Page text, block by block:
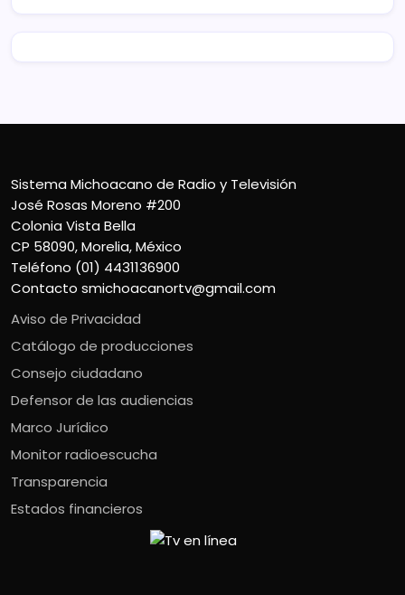
Sistema Michoacano de Radio y Televisión
José Rosas Moreno #200
Colonia Vista Bella
CP 58090, Morelia, México
Teléfono (01) 4431136900
Contacto smichoacanortv@gmail.com
Aviso de Privacidad
Catálogo de producciones
Consejo ciudadano
Defensor de las audiencias
Marco Jurídico
Monitor radioescucha
Transparencia
Estados financieros